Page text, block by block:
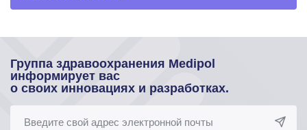
Группа здравоохранения Medipol
информирует вас
о своих инновациях и разработках.